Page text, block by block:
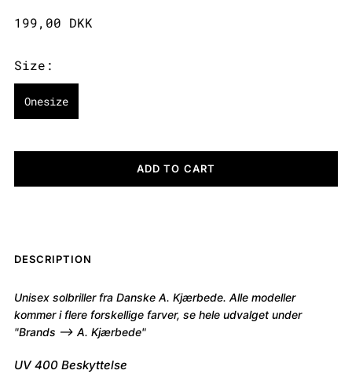
199,00 DKK
Size:
Onesize
ADD TO CART
DESCRIPTION
Unisex solbriller fra Danske A. Kjærbede. Alle modeller
kommer i flere forskellige farver, se hele udvalget under
"Brands --> A. Kjærbede"
UV 400 Beskyttelse